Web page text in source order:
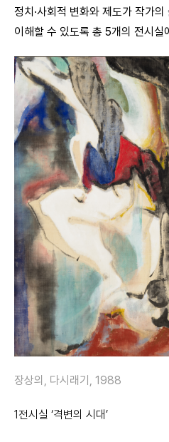
정치·사회적 변화와 제도가 작가
이해할 수 있도록 총 5개의 전시실
장상의, 다시래기, 1988
1전시실 ‘격변의 시대’